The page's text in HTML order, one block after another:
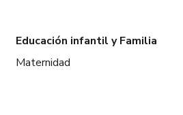
Educación infantil y Familia
Maternidad